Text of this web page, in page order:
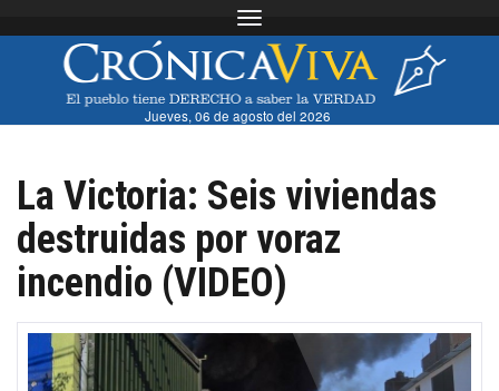
Toggle navigation
Jueves, 06 de agosto del 2026
La Victoria: Seis viviendas
destruidas por voraz
incendio (VIDEO)